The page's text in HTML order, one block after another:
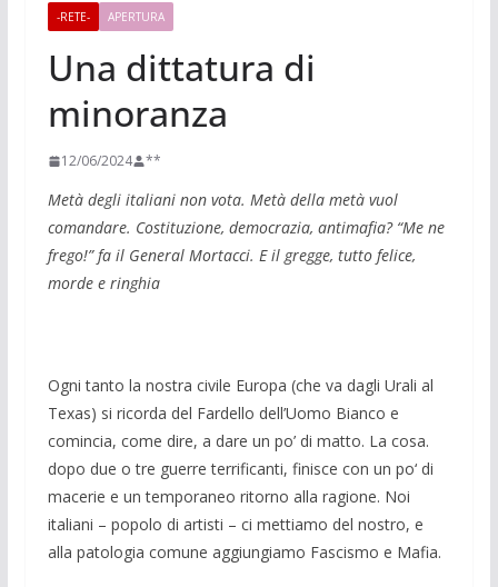
-RETE- APERTURA
Una dittatura di
minoranza
12/06/2024 **
Metà degli italiani non vota. Metà della metà vuol
comandare. Costituzione, democrazia, antimafi­a? “Me ne
frego!” fa il General Mortacci. E il gregge, tutto felice,
morde e ringhia
Ogni tanto la nostra civile Europa (che va dagli Urali al
Texas) si ricorda del Fardello dell’Uomo Bianco e
comincia, come dire, a dare un po’ di matto. La cosa.
dopo due o tre guerre terrificanti, finisce con un po‘ di
macerie e un temporaneo ritorno alla ragione. Noi
italiani – popolo di artisti – ci mettiamo del nostro, e
alla patologia comune aggiungiamo Fascismo e Mafia.